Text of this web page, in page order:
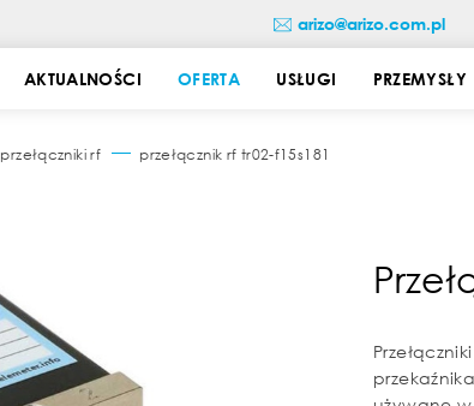
arizo@arizo.com.pl
AKTUALNOŚCI OFERTA USŁUGI PRZEMYSŁY
przełączniki rf przełącznik rf tr02-f15s181